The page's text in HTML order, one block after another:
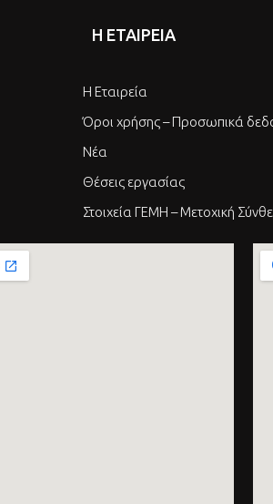
Η ΕΤΑΙΡΕΙΑ
Η Εταιρεία
Όροι χρήσης – Προσωπικά
Νέα
Θέσεις εργασίας
Στοιχεία ΓΕΜΗ – Μετοχική